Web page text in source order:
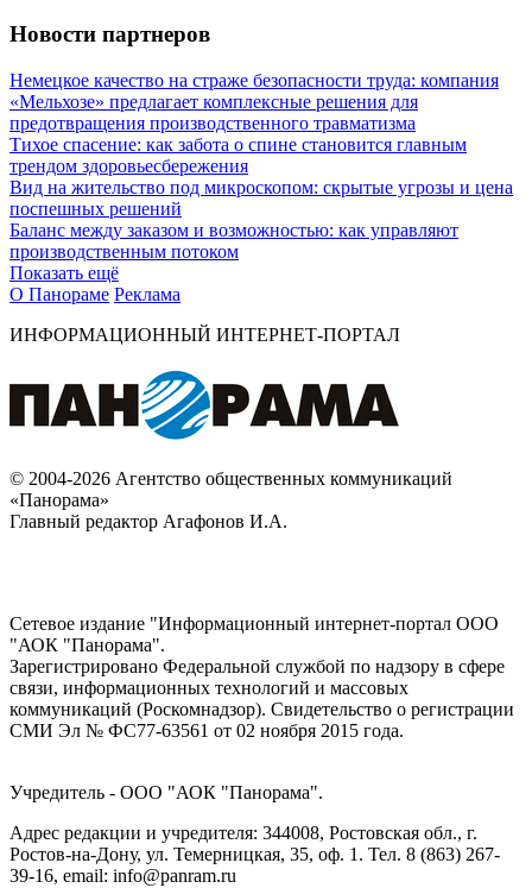
Новости партнеров
Немецкое качество на страже безопасности труда: компания
«Мельхозе» предлагает комплексные решения для
предотвращения производственного травматизма
Тихое спасение: как забота о спине становится главным
трендом здоровьесбережения
Вид на жительство под микроскопом: скрытые угрозы и цена
поспешных решений
Баланс между заказом и возможностью: как управляют
производственным потоком
Показать ещё
О Панораме Реклама
ИНФОРМАЦИОННЫЙ ИНТЕРНЕТ-ПОРТАЛ
© 2004-2026 Агентство общественных коммуникаций
«Панорама»
Главный редактор Агафонов И.А.
Сетевое издание "Информационный интернет-портал ООО
"АОК "Панорама".
Зарегистрировано Федеральной службой по надзору в сфере
связи, информационных технологий и массовых
коммуникаций (Роскомнадзор). Cвидетельство о регистрации
СМИ Эл № ФС77-63561 от 02 ноября 2015 года.
Учредитель - ООО "АОК "Панорама".
Адрес редакции и учредителя: 344008, Ростовская обл., г.
Ростов-на-Дону, ул. Темерницкая, 35, оф. 1. Тел. 8 (863) 267-
39-16, email: info@panram.ru